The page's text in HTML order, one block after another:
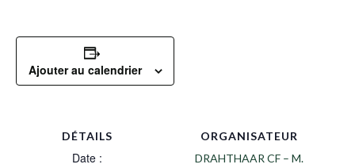
Ajouter au calendrier
DÉTAILS
Date :
ORGANISATEUR
DRAHTHAAR CF – M.